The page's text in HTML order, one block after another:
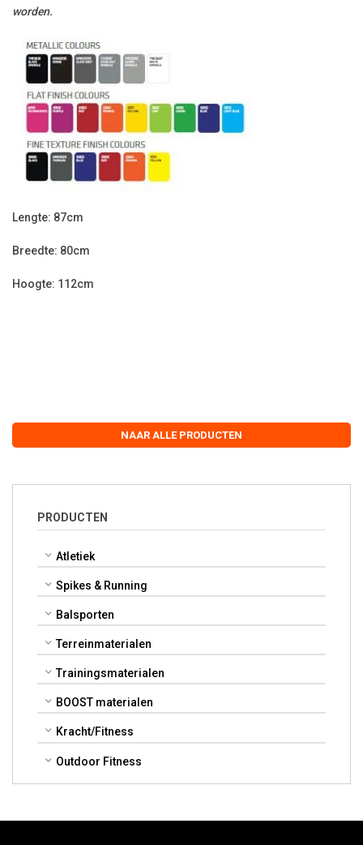
NAAR ALLE PRODUCTEN
PRODUCTEN
Atletiek
Spikes & Running
Balsporten
Terreinmaterialen
Trainingsmaterialen
BOOST materialen
Kracht/Fitness
Outdoor Fitness
worden.
Lengte: 87cm
Breedte: 80cm
Hoogte: 112cm